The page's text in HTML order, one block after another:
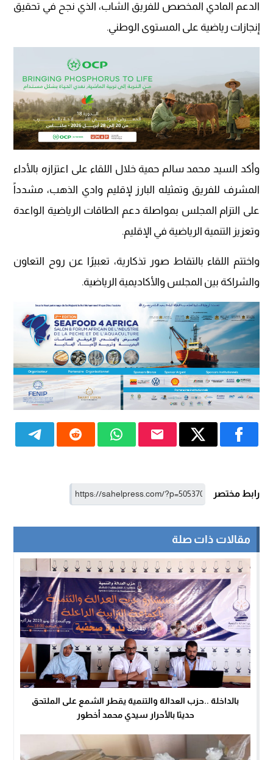
الدعم المادي المخصص للفريق الشاب، الذي نجح في تحقيق
إنجازات رياضية على المستوى الوطني.
وأكد السيد محمد سالم حمية خلال اللقاء على اعتزازه بالأداء
المشرف للفريق وتمثيله البارز لإقليم وادي الذهب، مشدداً
على التزام المجلس بمواصلة دعم الطاقات الرياضية الواعدة
وتعزيز التنمية الرياضية في الإقليم.
واختتم اللقاء بالتقاط صور تذكارية، تعبيرًا عن روح التعاون
والشراكة بين المجلس والأكاديمية الرياضية.
رابط مختصر
مقالات ذات صلة
بالداخلة ..حزب العدالة والتنمية يقطر الشمع على الملتحق
حديثا بالأحرار سيدي محمد أخطور